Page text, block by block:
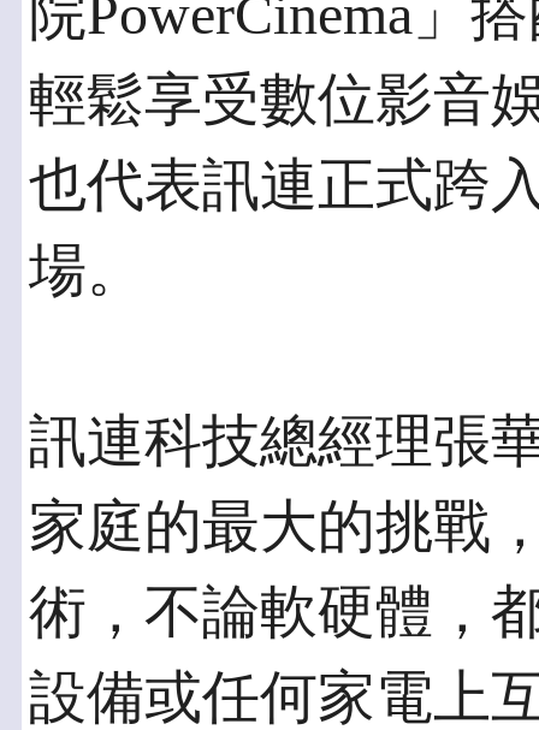
院PowerCinema」
輕鬆享受數位影音
也代表訊連正式跨
場。
訊連科技總經理張
家庭的最大的挑戰
術，不論軟硬體，
設備或任何家電上